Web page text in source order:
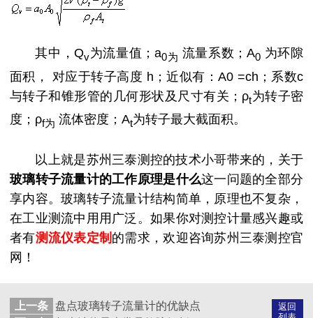
其中，Qv为流量值；a0为 流量系数；A0 为环隙
面积，
对应于转子高度 h；近似有：A0 =ch；系数c
与转子和锥形管的几何形状及尺寸有关；ρt为转子密
度； ρf为 流体密度； At为转子最大截面积。
以上就是苏州三泰测控的技术小哥带来的，关于
玻璃转子流量计的工作原理是什么这一问题的全部分
享内容。玻璃转子流量计结构简单，原理也不复杂，
在工业测流中用用广泛。如果你对测控计量感兴趣或
者有测流仪表定制 的需求，欢迎咨询苏州三泰测控官
网！
返回
上一条
盘点玻璃转子流量计的优缺点